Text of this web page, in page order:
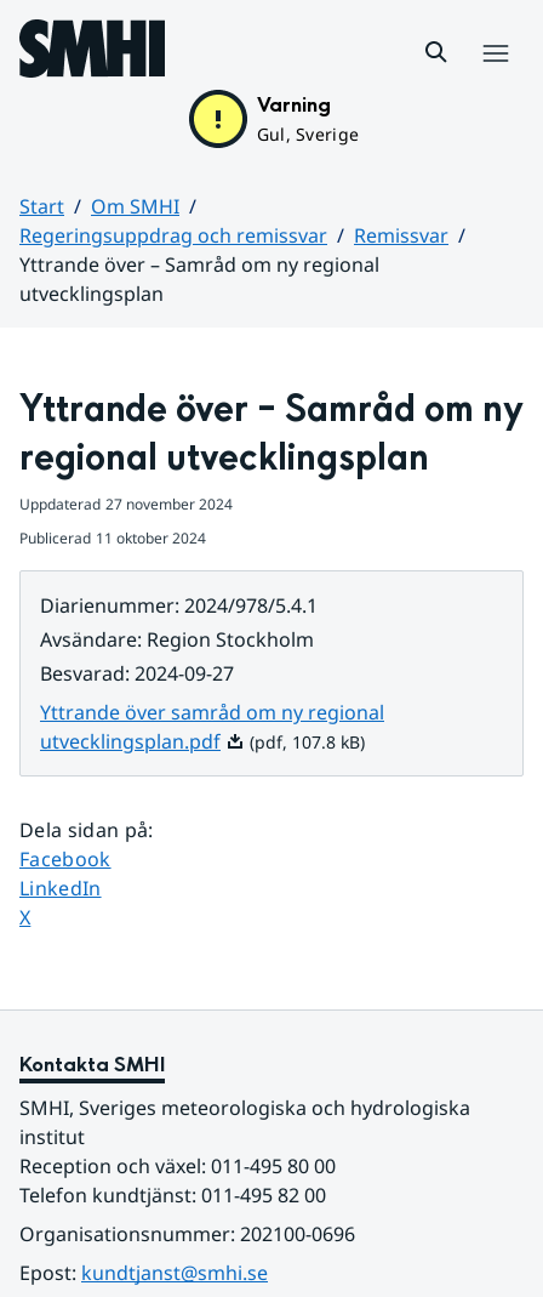
Hoppa till sidans innehåll
Varning
Gul, Sverige
Start
Om SMHI
Regeringsuppdrag och remissvar
Remissvar
Yttrande över – Samråd om ny regional
utvecklingsplan
Yttrande över – Samråd om ny
regional utvecklingsplan
Uppdaterad 27 november 2024
Publicerad 11 oktober 2024
Diarienummer: 2024/978/5.4.1
Avsändare: Region Stockholm
Besvarad: 2024-09-27
Yttrande över samråd om ny regional
utvecklingsplan.pdfPdf, 107.8 kB.
(pdf, 107.8 kB)
Dela sidan på:
Dela sidan på
Facebook
Dela sidan på
LinkedIn
Dela sidan på
X
Kontakta SMHI
SMHI, Sveriges meteorologiska och hydrologiska
institut
Reception och växel: 011-495 80 00
Telefon kundtjänst: 011-495 82 00
Organisationsnummer: 202100-0696
Epost: kundtjanst@smhi.se